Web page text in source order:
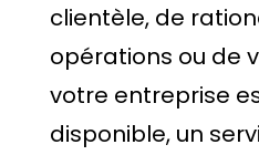
clientèle, de
opérations ou de
votre entreprise
disponible, un